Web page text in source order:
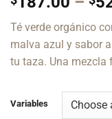
Té verde orgánico
malva azul y sabor
tu taza. Una mezcla
Variables